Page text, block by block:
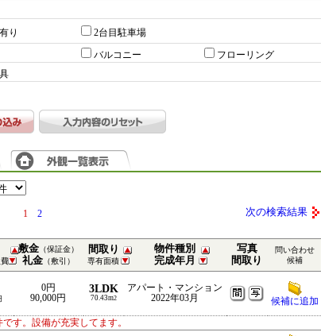
り 2台目駐車場
バルコニー
フローリング
1 2 次の検索結果
敷金（保証金）
礼金（敷引）
間取り
専有面積
物件種別
完成年月
写真
間取り
問い合わせ
候補
0円
90,000円
3LDK
70.43m2
アパート・マンション
2022年03月
候補に追加
す。設備が充実してます。